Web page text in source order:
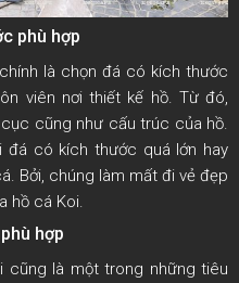
phù hợp
là chọn đá có kích thước
viên nơi thiết kế hồ. Từ đó,
cũng như cấu trúc của hồ.
có kích thước quá lớn hay
Bởi, chúng làm mất đi vẻ đẹp
hồ cá Koi.
hợp
cũng là một trong những tiêu